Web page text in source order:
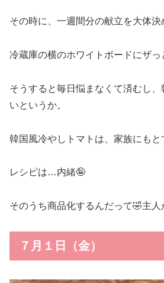
その時に、一週間分の献立を大体決
冷蔵庫の横のホワイトボードにザっ
そうすると毎日悩まなくて済むし
いというか。
韓国風冷やしトマトは、家族にもと
レシピは…内緒🤪
そのうち商品化するんだって🤣主人
７月１日（金）